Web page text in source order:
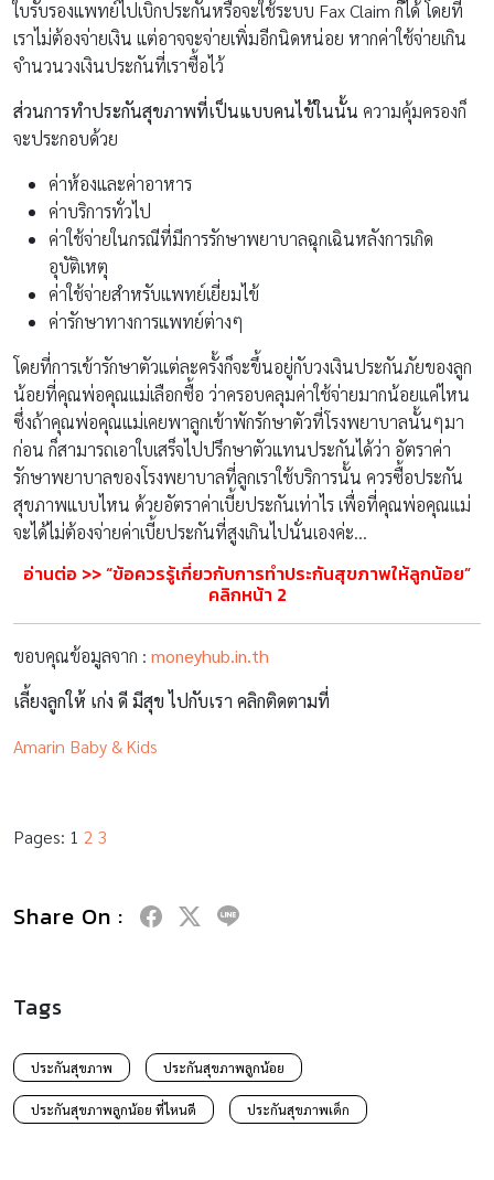
ค่าใช้จ่ายสำหรับแพทย์เยี่ยมไข้
ค่ารักษาทางการแพทย์ต่างๆ
น้อยที่คุณพ่อคุณแม่เลือกซื้อ ว่าครอบคลุมค่าใช้จ่ายมากน้อยแค่ไหน
ซึ่งถ้าคุณพ่อคุณแม่เคยพาลูกเข้าพักรักษาตัวที่โรงพยาบาลนั้นๆมา
ก่อน ก็สามารถเอาใบเสร็จไปปรึกษาตัวแทนประกันได้ว่า อัตราค่า
รักษาพยาบาลของโรงพยาบาลที่ลูกเราใช้บริการนั้น ควรซื้อประกัน
สุขภาพแบบไหน ด้วยอัตราค่าเบี้ยประกันเท่าไร เพื่อที่คุณพ่อคุณแม่
จะได้ไม่ต้องจ่ายค่าเบี้ยประกันที่สูงเกินไปนั่นเองค่ะ…
อ่านต่อ>>“ข้อควรรู้เกี่ยวกับการทำ
คลิกหน้า
ขอบคุณข้อมูลจาก : moneyhub.in.th
เลี้ยงลูกให้ เก่ง ดี มีสุข ไปกับเรา คลิกติดตามที่
Amarin Baby & Kids
Share On :
Tags
ประกันสุขภาพลูกน้อย ที่ไหนดี
RELATED